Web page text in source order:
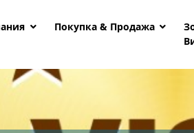
Покупка & Продажа